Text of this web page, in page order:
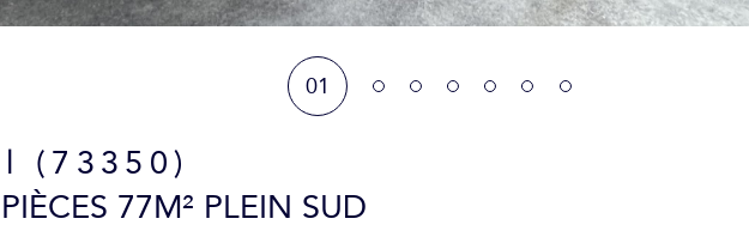
01
(73350)
77M² PLEIN SUD